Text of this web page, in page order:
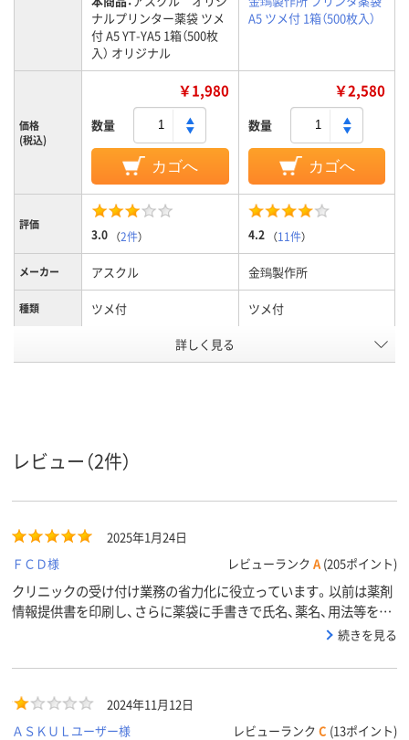
ナルプリンター薬袋 ツメ
付 A5 YT-YA5 1箱（500枚
入） オリジナル
A5 ツメ付 1箱（500枚入）
価格
(税込)
￥1,980
数量
カゴへ
￥2,580
数量
カゴへ
評価
3.0 （2件） 4.2 （11件）
メーカー アスクル 金鵄製作所
種類 ツメ付 ツメ付
詳しく見る
レビュー（2件）
2025年1月24日
ＦＣＤ様
レビューランク A (205ポイント)
クリニックの受け付け業務の省力化に役立っています。以前は薬剤
情報提供書を印刷し、さらに薬袋に手書きで氏名、薬名、用法等を記
続きを見る
2024年11月12日
ＡＳＫＵＬユーザー様
レビューランク C (13ポイント)